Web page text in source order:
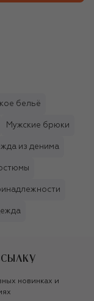
бельё
Мужские брюки
из денима
новинках и